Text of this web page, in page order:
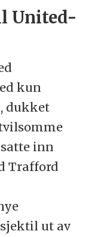
United-
kun
dukket
inn
Trafford
ut av